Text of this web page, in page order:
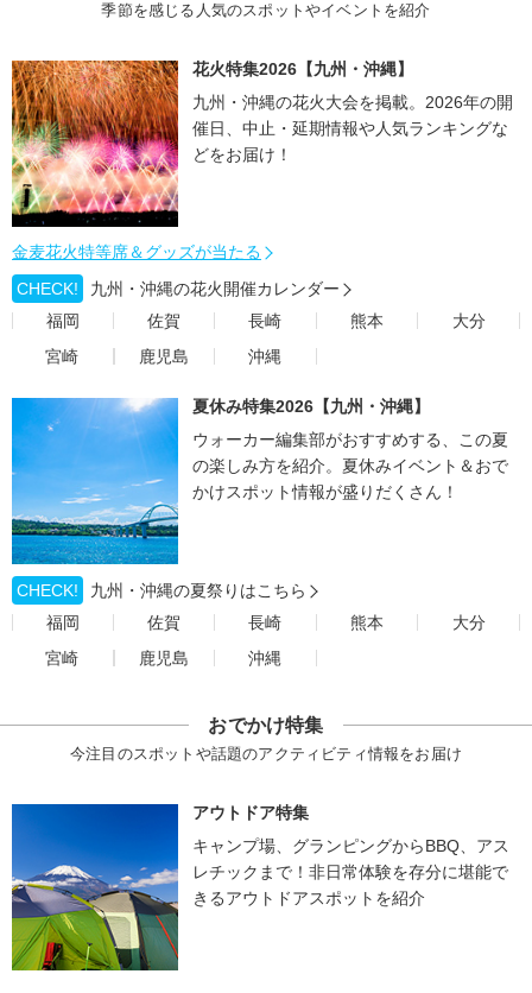
季節を感じる人気のスポットやイベントを紹介
花火特集2026【九州・沖縄】
九州・沖縄の花火大会を掲載。2026年の開
催日、中止・延期情報や人気ランキングな
どをお届け！
金麦花火特等席＆グッズが当たる
CHECK!
九州・沖縄の花火開催カレンダー
福岡
佐賀 長崎 熊本
大分
宮崎
鹿児島 沖縄
夏休み特集2026【九州・沖縄】
ウォーカー編集部がおすすめする、この夏
の楽しみ方を紹介。夏休みイベント＆おで
かけスポット情報が盛りだくさん！
CHECK!
九州・沖縄の夏祭りはこちら
福岡
佐賀 長崎 熊本
大分
宮崎
鹿児島 沖縄
おでかけ特集
今注目のスポットや話題のアクティビティ情報をお届け
アウトドア特集
キャンプ場、グランピングからBBQ、アス
レチックまで！非日常体験を存分に堪能で
きるアウトドアスポットを紹介